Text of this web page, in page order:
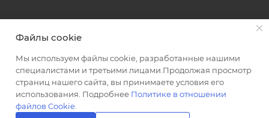
Разработка сайта
Файлы cookie
Мы используем файлы cookie, разработанные нашими
специалистами и третьими лицами.Продолжая просмотр
страниц нашего сайта, вы принимаете условия его
использования. Подробнее Политике в отношении
файлов Cookie